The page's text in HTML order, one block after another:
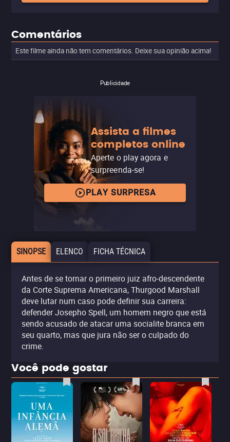
Comentários
Este filme ainda não tem comentários. Deixe sua opinião acima!
Publicidade
Assista a filmes
completos online
Aperte o play agora e
surpreenda-se!
PLAY SURPRESA
SINOPSE ELENCO FICHA TÉCNICA
Antes de se tornar o primeiro juiz afro-descendente
da Corte Suprema Americana, Thurgood Marshall
deve lutar num caso pode definir sua carreira:
defender Josepho Spell, um homem negro que está
sendo acusado de atacar uma socialite branca em
seu quarto, mas que jura não ser o culpado do
crime.
Você pode gostar